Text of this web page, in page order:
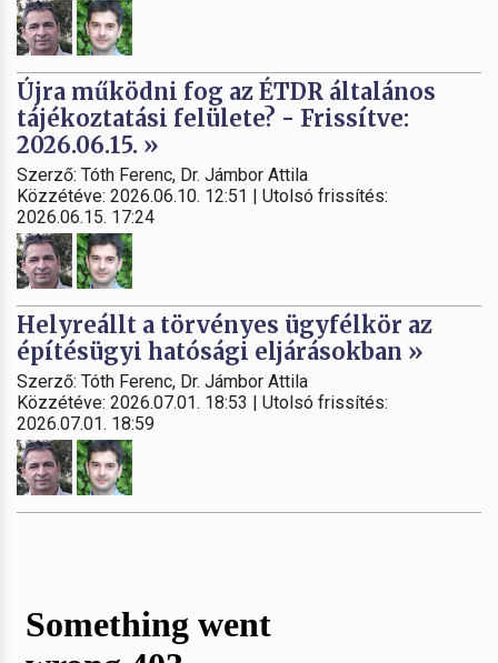
Újra működni fog az ÉTDR általános
tájékoztatási felülete? - Frissítve:
2026.06.15. »
Szerző: Tóth Ferenc, Dr. Jámbor Attila
Közzétéve: 2026.06.10. 12:51 | Utolsó frissítés:
2026.06.15. 17:24
Helyreállt a törvényes ügyfélkör az
építésügyi hatósági eljárásokban »
Szerző: Tóth Ferenc, Dr. Jámbor Attila
Közzétéve: 2026.07.01. 18:53 | Utolsó frissítés:
2026.07.01. 18:59